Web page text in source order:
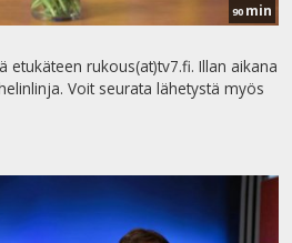
90 min
etukäteen rukous(at)tv7.fi. Illan aikana
Voit seurata lähetystä myös